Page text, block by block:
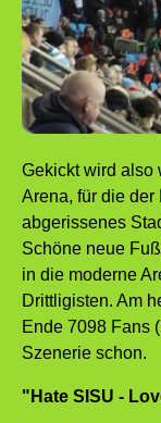
Gekickt wird also
Arena, für die
abgerissenes
Schöne neue
in die moderne
Drittligisten. Am
Ende 7098 Fans
Szenerie schon.
"Hate SISU -